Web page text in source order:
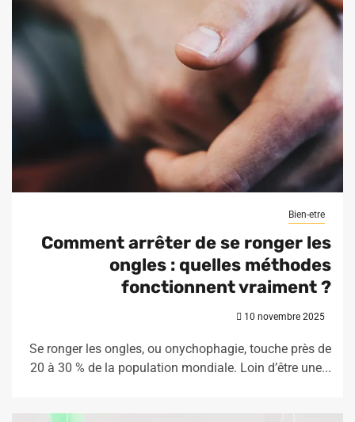
Bien-etre
Comment arrêter de se ronger les
ongles : quelles méthodes
fonctionnent vraiment ?
10 novembre 2025
Se ronger les ongles, ou onychophagie, touche près de
20 à 30 % de la population mondiale. Loin d’être une...